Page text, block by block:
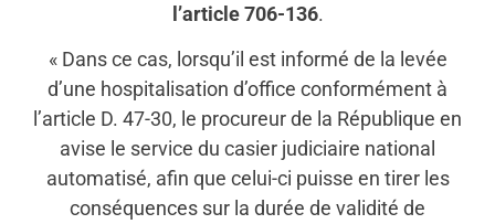
l’article 706-136.
« Dans ce cas, lorsqu’il est informé de la levée
d’une hospitalisation d’office conformément à
l’article D. 47-30, le procureur de la République en
avise le service du casier judiciaire national
automatisé, afin que celui-ci puisse en tirer les
conséquences sur la durée de validité de